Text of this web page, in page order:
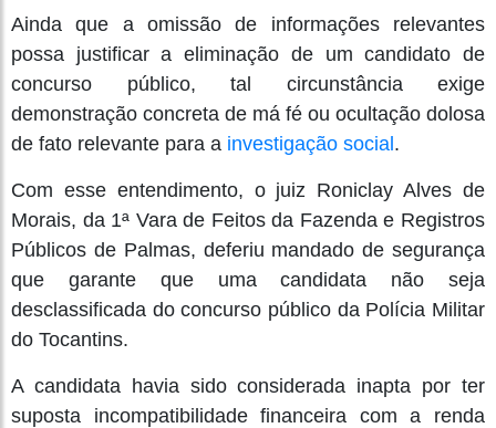
Ainda que a omissão de informações relevantes
possa justificar a eliminação de um candidato de
concurso público, tal circunstância exige
demonstração concreta de má fé ou ocultação dolosa
de fato relevante para a investigação social.
Com esse entendimento, o juiz Roniclay Alves de
Morais, da 1ª Vara de Feitos da Fazenda e Registros
Públicos de Palmas, deferiu mandado de segurança
que garante que uma candidata não seja
desclassificada do concurso público da Polícia Militar
do Tocantins.
A candidata havia sido considerada inapta por ter
suposta incompatibilidade financeira com a renda